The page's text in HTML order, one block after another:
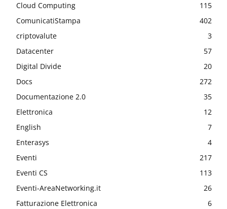
Cloud Computing
115
ComunicatiStampa
402
criptovalute
3
Datacenter
57
Digital Divide
20
Docs
272
Documentazione 2.0
35
Elettronica
12
English
7
Enterasys
4
Eventi
217
Eventi CS
113
Eventi-AreaNetworking.it
26
Fatturazione Elettronica
6